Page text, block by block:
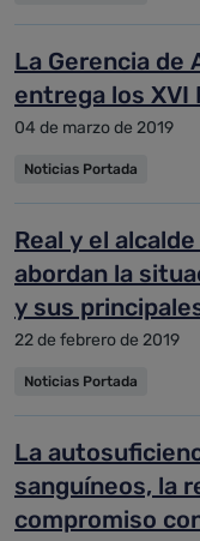
La Gerencia de
entrega los
04 de marzo de 2019
Noticias Portada
Real y el
abordan la
y sus
22 de febrero de 2019
Noticias Portada
La
sanguíneos, la
compromiso